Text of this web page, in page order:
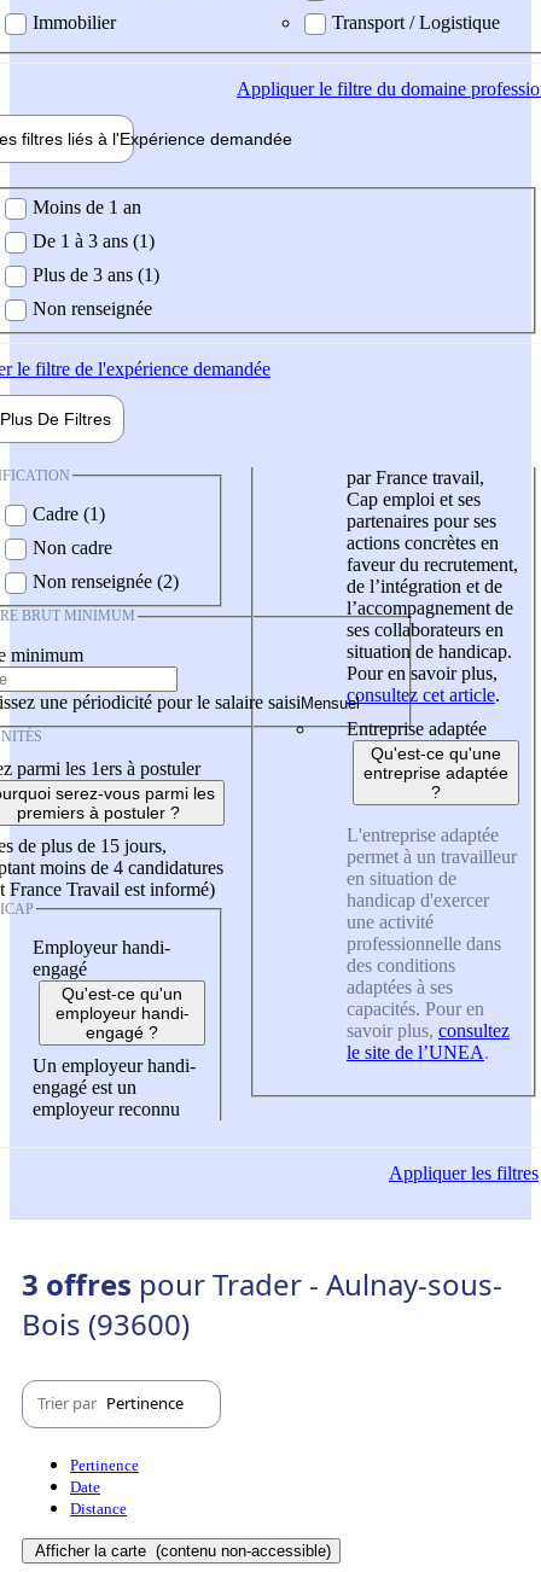
Immobilier
Transport / Logistique
Appliquerle filtre du domaine
filtres liés à l'Expérience demandée
demandée
Moins de 1 an
De 1 à 3 ans (1)
Plus de 3 ans (1)
Non renseignée
le filtre de l'expérience demandée
Plus De Filtres
Cadre (1)
Non cadre
Non renseignée (2)
BRUT MINIMUM
minimum
une périodicité pour le salaire saisi
parmi les 1ers à postuler
serez-vous parmi les
premiers à postuler ?
de plus de 15 jours,
moins de 4 candidatures
France Travail est informé)
Employeur handi-
engagé
Qu'est-ce qu'un
employeur handi-
engagé ?
Un employeur handi-
engagé est un
employeur reconnu
par France travail,
Cap emploi et ses
partenaires pour ses
actions concrètes en
faveur du recrutement,
de l’intégration et de
l’accompagnement de
ses collaborateurs en
situation de handicap.
Pour en savoir plus,
consultez cet article.
Entreprise adaptée
Qu'est-ce qu'une
entreprise adaptée
?
L'entreprise adaptée
permet à un travailleur
en situation de
handicap d'exercer
une activité
professionnelle dans
des conditions
adaptées à ses
capacités. Pour en
savoir plus, consultez
le site de l’UNEA.
Appliquerles filtres
3 offres pour Trader - Aulnay-sous-
Bois (93600)
Trier par Pertinence
Pertinence
Date
Distance
Afficher la carte (contenu non-accessible)